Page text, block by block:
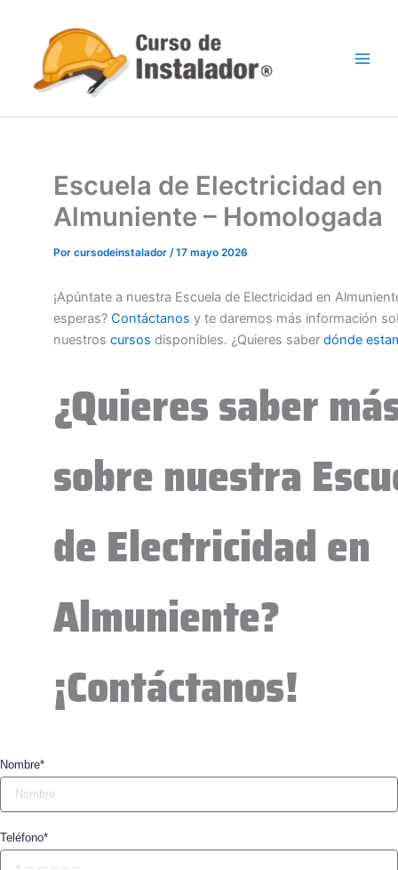
contenido
Escuela de Electricidad en
Almuniente – Homologada
Por cursodeinstalador /17 mayo 2026
¡Apúntate a nuestra Escuela de Electricidad en
esperas? Contáctanos y te daremos más información
nuestros cursos disponibles. ¿Quieres saber dónde
¿Quieres saber
sobre nuestra
de Electricidad en
Almuniente?
¡Contáctanos!
Nombre*
Teléfono*